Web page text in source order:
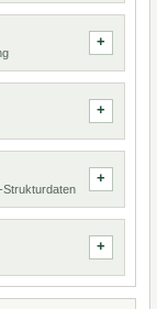
Strukturdaten